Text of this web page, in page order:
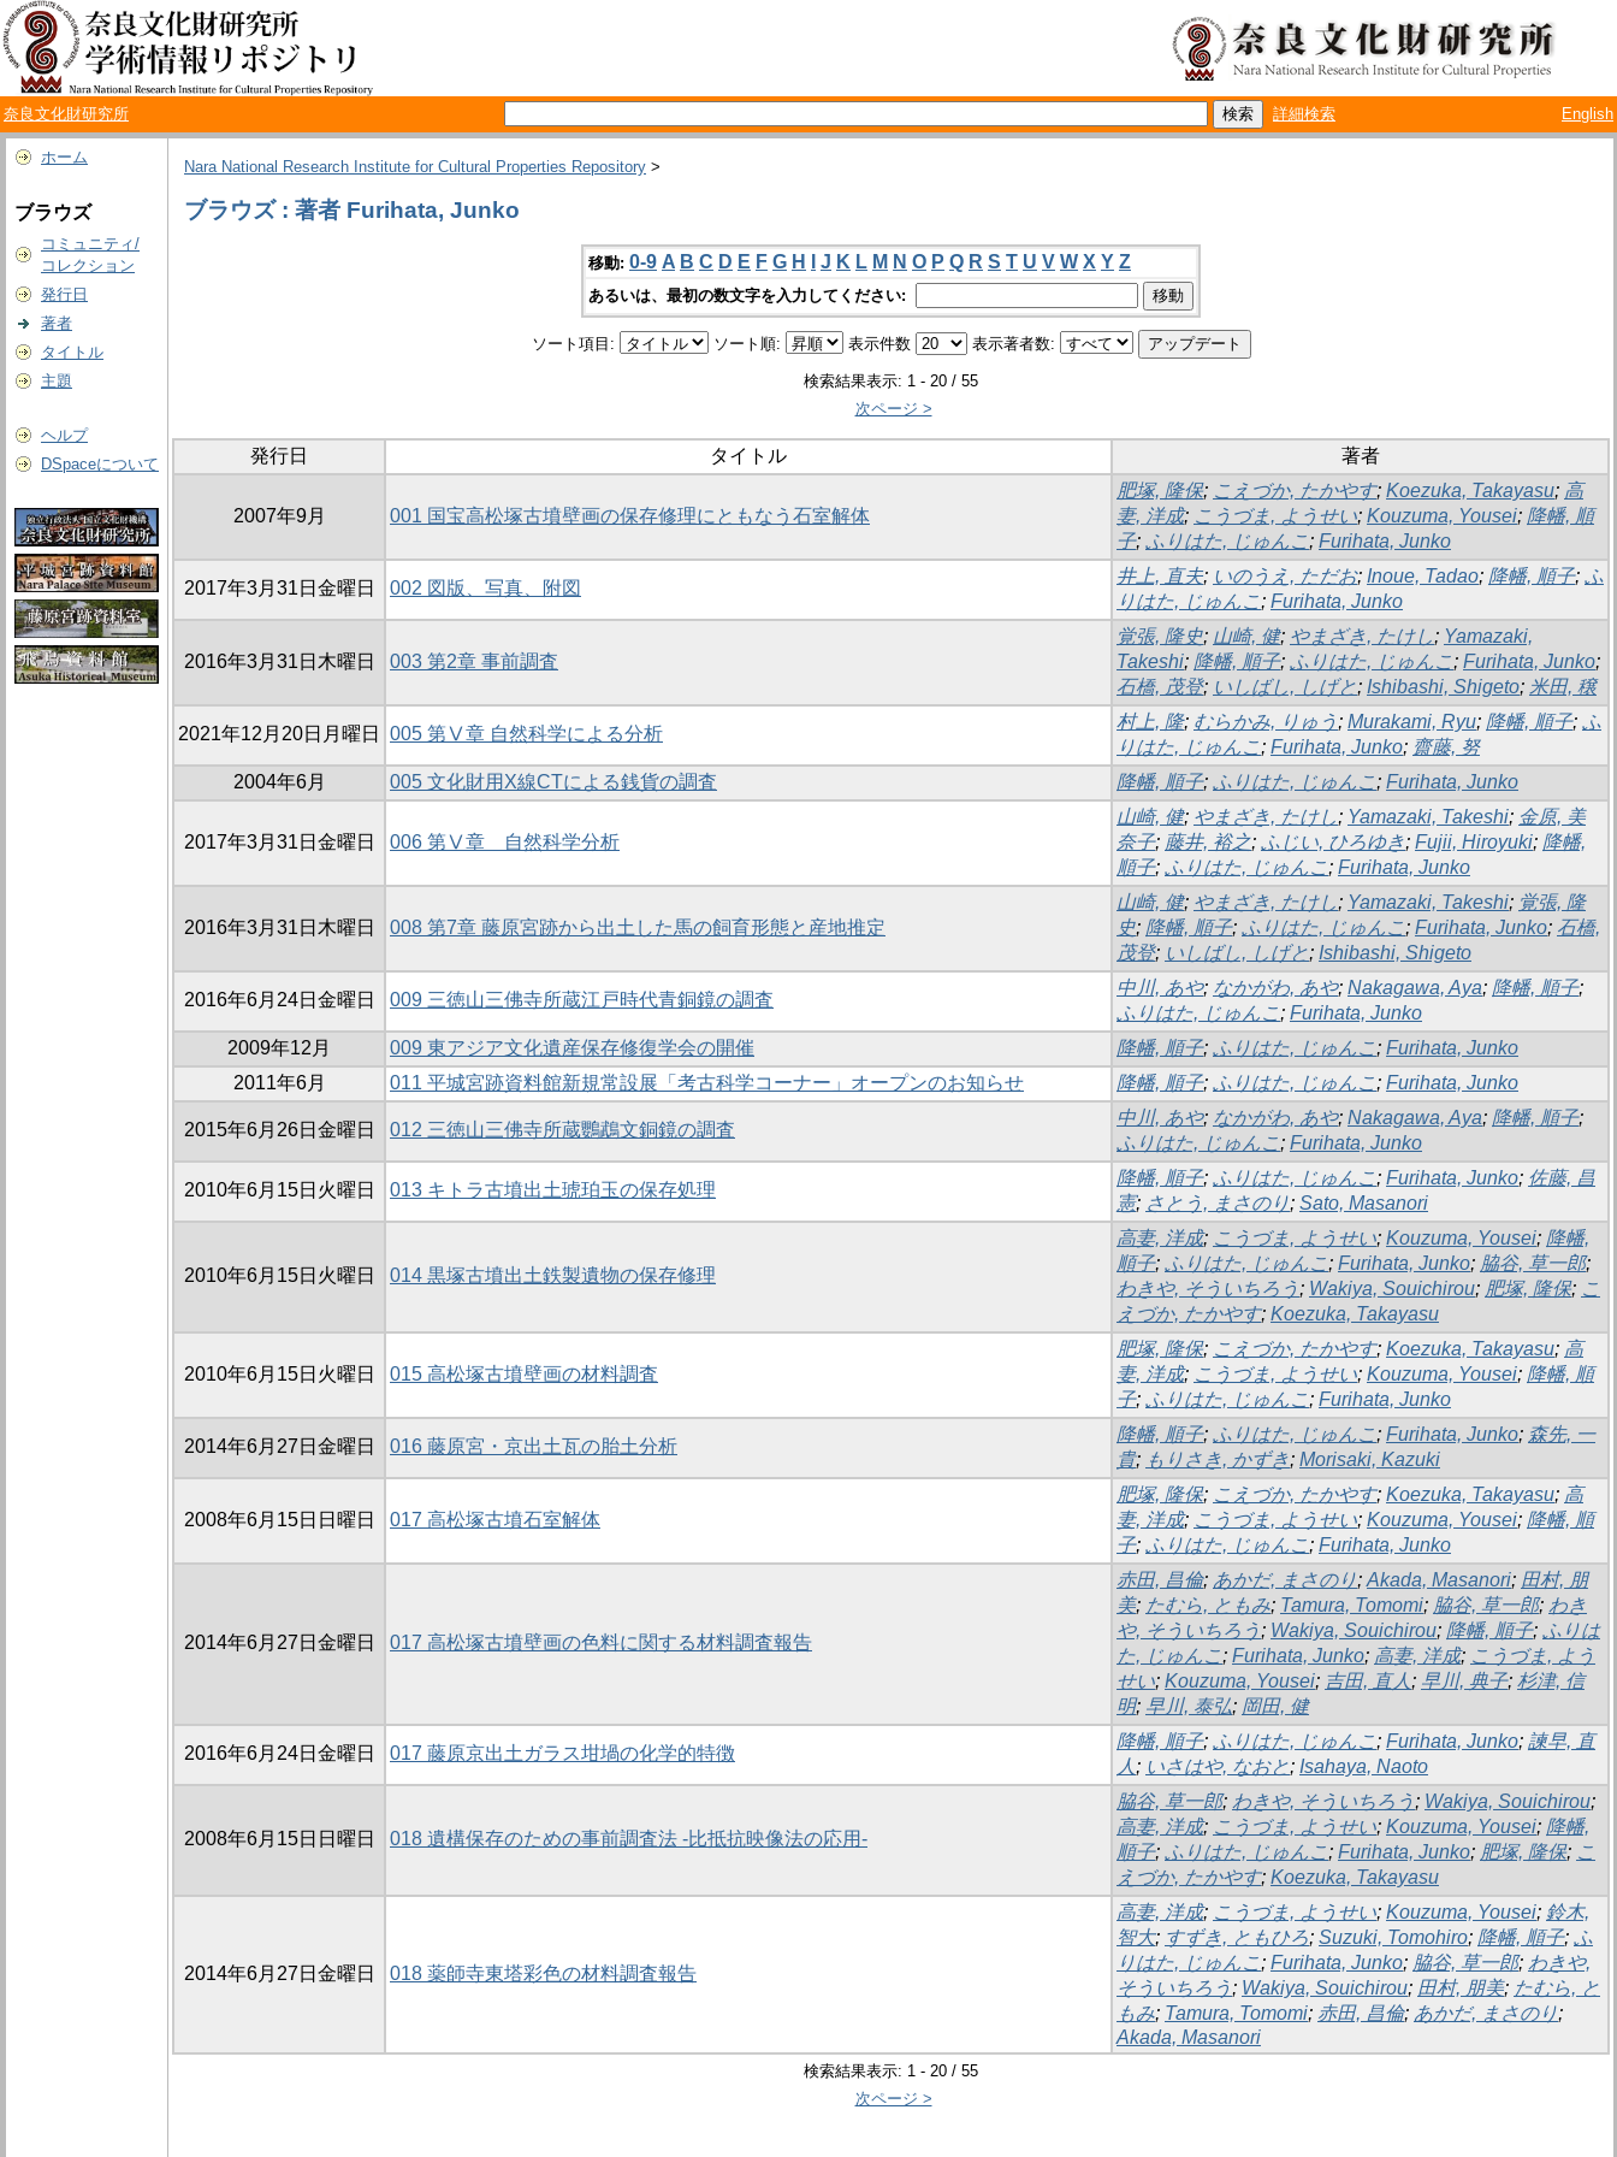
奈良文化財研究所 詳細検索 English
ホーム
ブラウズ
コミュニティ/
コレクション
発行日
著者
タイトル
主題
ヘルプ
DSpaceについて
Nara National Research Institute for Cultural Properties Repository >
ブラウズ : 著者 Furihata, Junko
移動: 0-9 A B C D E F G H J K L M N O P Q R S T U V W X Y Z
あるいは、最初の数文字を入力してください:
ソート項目: ソート順: 表示件数 表示著者数:
検索結果表示: 1 - 20 / 55
次ページ >
発行日 タイトル 著者
2007年9月 001 国宝高松塚古墳壁画の保存修理にともなう石室解体
肥塚, 隆保; こえづか, たかやす; Koezuka, Takayasu; 高
妻, 洋成; こうづま, ようせい; Kouzuma, Yousei; 降幡, 順
子; ふりはた, じゅんこ; Furihata, Junko
2017年3月31日金曜日 002 図版、写真、附図
井上, 直夫; いのうえ, ただお; Inoue, Tadao; 降幡, 順子; ふ
りはた, じゅんこ; Furihata, Junko
2016年3月31日木曜日 003 第2章 事前調査
覚張, 隆史; 山崎, 健; やまざき, たけし; Yamazaki,
Takeshi; 降幡, 順子; ふりはた, じゅんこ; Furihata, Junko;
石橋, 茂登; いしばし, しげと; Ishibashi, Shigeto; 米田, 穣
2021年12月20日月曜日 005 第Ⅴ章 自然科学による分析
村上, 隆; むらかみ, りゅう ; Murakami, Ryu; 降幡, 順子; ふ
りはた, じゅんこ; Furihata, Junko; 齋藤, 努
2004年6月
005 文化財用X線CTによる銭貨の調査 降幡, 順子; ふりはた, じゅんこ; Furihata, Junko
2017年3月31日金曜日 006 第Ⅴ章 自然科学分析
山崎, 健; やまざき, たけし; Yamazaki, Takeshi; 金原, 美
奈子; 藤井, 裕之; ふじい, ひろゆき; Fujii, Hiroyuki; 降幡,
順子; ふりはた, じゅんこ; Furihata, Junko
2016年3月31日木曜日 008 第7章 藤原宮跡から出土した馬の飼育形態と産地推定
山崎, 健; やまざき, たけし; Yamazaki, Takeshi; 覚張, 隆
史; 降幡, 順子; ふりはた, じゅんこ; Furihata, Junko; 石橋,
茂登; いしばし, しげと; Ishibashi, Shigeto
2016年6月24日金曜日 009 三徳山三佛寺所蔵江戸時代青銅鏡の調査
中川, あや; なかがわ, あや; Nakagawa, Aya; 降幡, 順子;
ふりはた, じゅんこ; Furihata, Junko
2009年12月
009 東アジア文化遺産保存修復学会の開催 降幡, 順子; ふりはた, じゅんこ; Furihata, Junko
2011年6月
011 平城宮跡資料館新規常設展「考古科学コーナー」オープンのお知らせ 降幡, 順子; ふりはた, じゅんこ; Furihata, Junko
2015年6月26日金曜日 012 三徳山三佛寺所蔵鸚鵡文銅鏡の調査
中川, あや; なかがわ, あや; Nakagawa, Aya; 降幡, 順子;
ふりはた, じゅんこ; Furihata, Junko
2010年6月15日火曜日 013 キトラ古墳出土琥珀玉の保存処理
降幡, 順子; ふりはた, じゅんこ; Furihata, Junko; 佐藤, 昌
憲; さとう, まさのり; Sato, Masanori
2010年6月15日火曜日 014 黒塚古墳出土鉄製遺物の保存修理
高妻, 洋成; こうづま, ようせい; Kouzuma, Yousei; 降幡,
順子; ふりはた, じゅんこ; Furihata, Junko; 脇谷, 草一郎;
わきや, そういちろう ; Wakiya, Souichirou; 肥塚, 隆保; こ
えづか, たかやす; Koezuka, Takayasu
2010年6月15日火曜日 015 高松塚古墳壁画の材料調査
肥塚, 隆保; こえづか, たかやす; Koezuka, Takayasu; 高
妻, 洋成; こうづま, ようせい; Kouzuma, Yousei; 降幡, 順
子; ふりはた, じゅんこ; Furihata, Junko
2014年6月27日金曜日 016 藤原宮・京出土瓦の胎土分析
降幡, 順子; ふりはた, じゅんこ; Furihata, Junko; 森先, 一
貴; もりさき, かずき; Morisaki, Kazuki
2008年6月15日日曜日 017 高松塚古墳石室解体
肥塚, 隆保; こえづか, たかやす; Koezuka, Takayasu; 高
妻, 洋成; こうづま, ようせい; Kouzuma, Yousei; 降幡, 順
子; ふりはた, じゅんこ; Furihata, Junko
2014年6月27日金曜日 017 高松塚古墳壁画の色料に関する材料調査報告
赤田, 昌倫; あかだ, まさのり; Akada, Masanori; 田村, 朋
美; たむら, ともみ; Tamura, Tomomi; 脇谷, 草一郎; わき
や, そういちろう ; Wakiya, Souichirou; 降幡, 順子; ふりは
た, じゅんこ; Furihata, Junko; 高妻, 洋成; こうづま, よう
せい; Kouzuma, Yousei; 吉田, 直人 ; 早川, 典子; 杉津, 信
明; 早川, 泰弘; 岡田, 健
2016年6月24日金曜日 017 藤原京出土ガラス坩堝の化学的特徴
降幡, 順子; ふりはた, じゅんこ; Furihata, Junko; 諫早, 直
人 ; いさはや, なおと; Isahaya, Naoto
2008年6月15日日曜日 018 遺構保存のための事前調査法 -比抵抗映像法の応用-
脇谷, 草一郎; わきや, そういちろう ; Wakiya, Souichirou;
高妻, 洋成; こうづま, ようせい; Kouzuma, Yousei; 降幡,
順子; ふりはた, じゅんこ; Furihata, Junko; 肥塚, 隆保; こ
えづか, たかやす; Koezuka, Takayasu
2014年6月27日金曜日 018 薬師寺東塔彩色の材料調査報告
高妻, 洋成; こうづま, ようせい; Kouzuma, Yousei; 鈴木,
智大; すずき, ともひろ; Suzuki, Tomohiro; 降幡, 順子; ふ
りはた, じゅんこ; Furihata, Junko; 脇谷, 草一郎; わきや,
そういちろう ; Wakiya, Souichirou; 田村, 朋美; たむら, と
もみ; Tamura, Tomomi; 赤田, 昌倫; あかだ, まさのり;
Akada, Masanori
検索結果表示: 1 - 20 / 55
次ページ >